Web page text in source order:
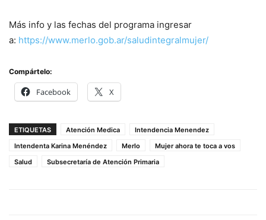
Más info y las fechas del programa ingresar
a: https://www.merlo.gob.ar/saludintegralmujer/
Compártelo:
Facebook X
ETIQUETAS Atención Medica
Intendencia Menendez
Intendenta Karina Menéndez
Merlo
Mujer ahora te toca a vos
Salud
Subsecretaría de Atención Primaria